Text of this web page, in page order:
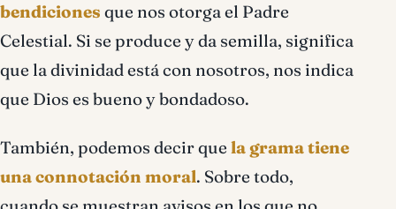
bendiciones que nos otorga el Padre
Celestial. Si se produce y da semilla, significa
que la divinidad está con nosotros, nos indica
que Dios es bueno y bondadoso.
También, podemos decir que la grama tiene
una connotación moral. Sobre todo,